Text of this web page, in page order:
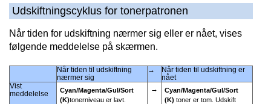
Udskiftningscyklus for tonerpatronen
Når tiden for udskiftning nærmer sig eller er nået, vises
følgende meddelelse på skærmen.
Når tiden til udskiftning
nærmer sig
→
Når tiden til udskiftning er
nået
Vist
meddelelse
Cyan/Magenta/Gul/Sort
(K)tonerniveau er lavt.
→ Cyan/Magenta/Gul/Sort
(K) toner er tom. Udskift